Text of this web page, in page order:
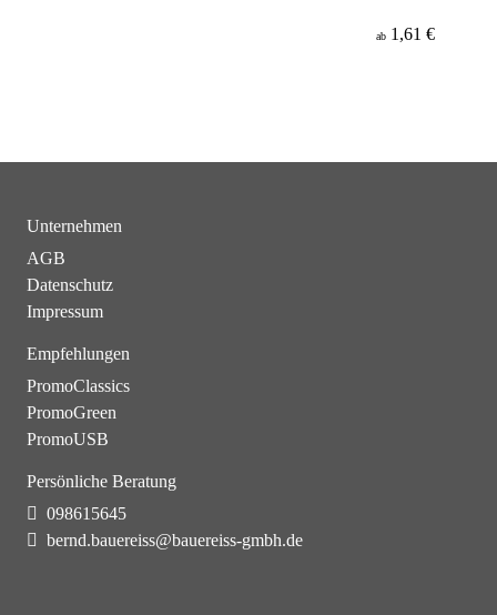
ab 1,61 €
Unternehmen
AGB
Datenschutz
Impressum
Empfehlungen
PromoClassics
PromoGreen
PromoUSB
Persönliche Beratung
098615645
bernd.bauereiss@bauereiss-gmbh.de